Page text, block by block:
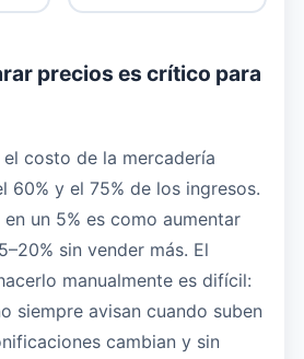
precios es crítico para
costo de la mercadería
60% y el 75% de los ingresos.
un 5% es como aumentar
sin vender más. El
manualmente es difícil:
siempre avisan cuando suben
cambian y sin